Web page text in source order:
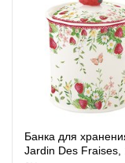
Банка для
Jardin Des Fraises,